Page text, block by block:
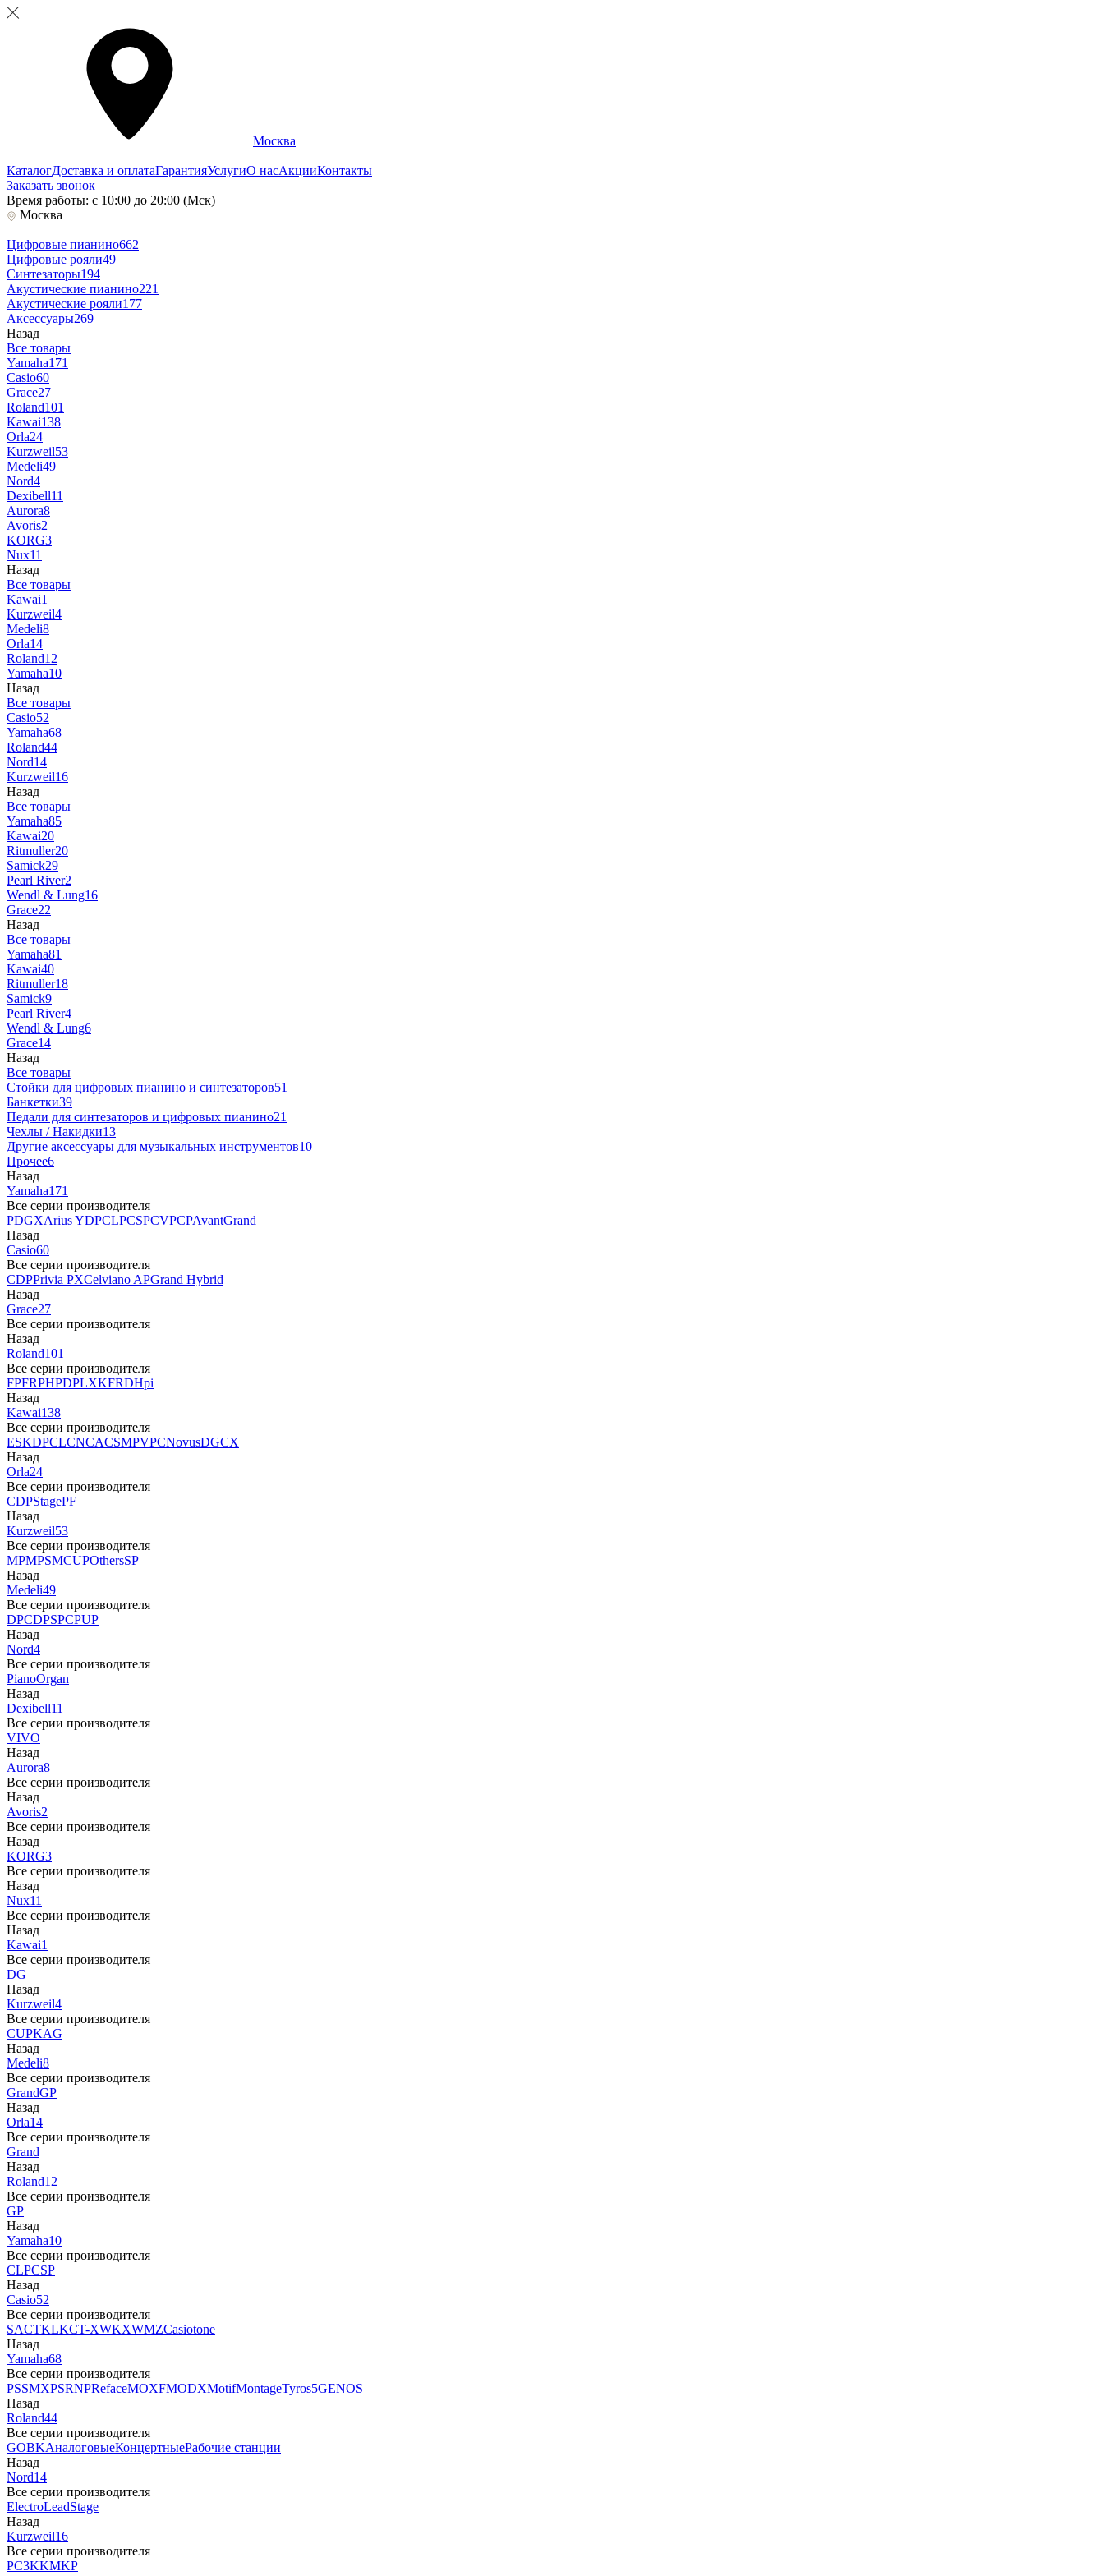
Москва
КаталогДоставка и оплатаГарантияУслугиО насАкцииКонтакты
Заказать звонок
Время работы: с 10:00 до 20:00 (Мск)
Москва
Цифровые пианино662
Цифровые рояли49
Синтезаторы194
Акустические пианино221
Акустические рояли177
Аксессуары269
Назад
Все товары
Yamaha171
Casio60
Grace27
Roland101
Kawai138
Orla24
Kurzweil53
Medeli49
Nord4
Dexibell11
Aurora8
Avoris2
KORG3
Nux11
Назад
Все товары
Kawai1
Kurzweil4
Medeli8
Orla14
Roland12
Yamaha10
Назад
Все товары
Casio52
Yamaha68
Roland44
Nord14
Kurzweil16
Назад
Все товары
Yamaha85
Kawai20
Ritmuller20
Samick29
Pearl River2
Wendl & Lung16
Grace22
Назад
Все товары
Yamaha81
Kawai40
Ritmuller18
Samick9
Pearl River4
Wendl & Lung6
Grace14
Назад
Все товары
Стойки для цифровых пианино и синтезаторов51
Банкетки39
Педали для синтезаторов и цифровых пианино21
Чехлы / Накидки13
Другие аксессуары для музыкальных инструментов10
Прочее6
Назад
Yamaha171
Все серии производителя
PDGXArius YDPCLPCSPCVPCPAvantGrand
Назад
Casio60
Все серии производителя
CDPPrivia PXCelviano APGrand Hybrid
Назад
Grace27
Все серии производителя
Назад
Roland101
Все серии производителя
FPFRPHPDPLXKFRDHpi
Назад
Kawai138
Все серии производителя
ESKDPCLCNCACSMPVPCNovusDGCX
Назад
Orla24
Все серии производителя
CDPStagePF
Назад
Kurzweil53
Все серии производителя
MPMPSMCUPOthersSP
Назад
Medeli49
Все серии производителя
DPCDPSPCPUP
Назад
Nord4
Все серии производителя
PianoOrgan
Назад
Dexibell11
Все серии производителя
VIVO
Назад
Aurora8
Все серии производителя
Назад
Avoris2
Все серии производителя
Назад
KORG3
Все серии производителя
Назад
Nux11
Все серии производителя
Назад
Kawai1
Все серии производителя
DG
Назад
Kurzweil4
Все серии производителя
CUPKAG
Назад
Medeli8
Все серии производителя
GrandGP
Назад
Orla14
Все серии производителя
Grand
Назад
Roland12
Все серии производителя
GP
Назад
Yamaha10
Все серии производителя
CLPCSP
Назад
Casio52
Все серии производителя
SACTKLKCT-XWKXWMZCasiotone
Назад
Yamaha68
Все серии производителя
PSSMXPSRNPRefaceMOXFMODXMotifMontageTyros5GENOS
Назад
Roland44
Все серии производителя
GOBKАналоговыеКонцертныеРабочие станции
Назад
Nord14
Все серии производителя
ElectroLeadStage
Назад
Kurzweil16
Все серии производителя
PC3KKMKP